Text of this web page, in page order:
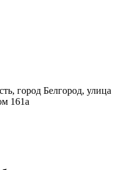
город Белгород, улица
161а